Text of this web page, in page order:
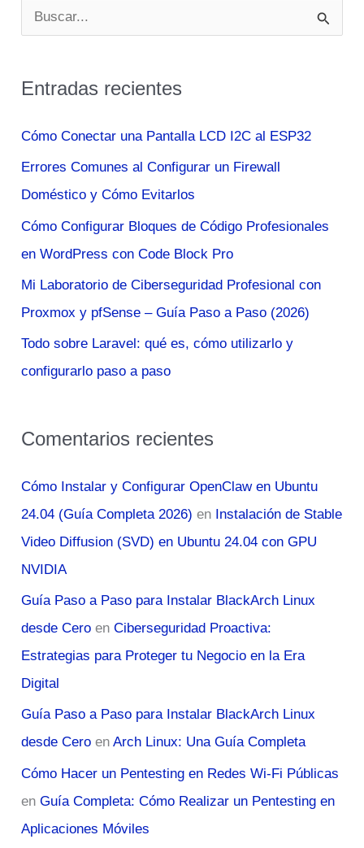
u
c
p
o
r
:
Entradas recientes
Cómo Conectar una Pantalla LCD I2C al ESP32
Errores Comunes al Configurar un Firewall
Doméstico y Cómo Evitarlos
Cómo Configurar Bloques de Código Profesionales
en WordPress con Code Block Pro
Mi Laboratorio de Ciberseguridad Profesional con
Proxmox y pfSense – Guía Paso a Paso (2026)
Todo sobre Laravel: qué es, cómo utilizarlo y
configurarlo paso a paso
Comentarios recientes
Cómo Instalar y Configurar OpenClaw en Ubuntu
24.04 (Guía Completa 2026) en Instalación de Stable
Video Diffusion (SVD) en Ubuntu 24.04 con GPU
NVIDIA
Guía Paso a Paso para Instalar BlackArch Linux
desde Cero enCiberseguridad Proactiva:
Estrategias para Proteger tu Negocio en la Era
Digital
Guía Paso a Paso para Instalar BlackArch Linux
desde Cero enArch Linux: Una Guía Completa
Cómo Hacer un Pentesting en Redes Wi-Fi Públicas
enGuía Completa: Cómo Realizar un Pentesting en
Aplicaciones Móviles